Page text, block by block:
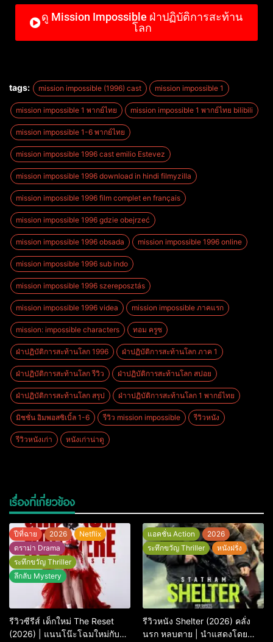
ดู Mission Impossible ฝ่าปฏิบัติการสะท้าน
โลก
tags: mission impossible (1996) cast mission impossible 1
mission impossible 1 พากย์ไทย mission impossible 1 พากย์ไทย bilibili
mission impossible 1-6 พากย์ไทย
mission impossible 1996 cast emilio Estevez
mission impossible 1996 download in hindi filmyzilla
mission impossible 1996 film complet en français
mission impossible 1996 gdzie obejrzeć
mission impossible 1996 obsada mission impossible 1996 online
mission impossible 1996 sub indo
mission impossible 1996 szereposztás
mission impossible 1996 videa mission impossible ภาคแรก
mission: impossible characters ทอม ครูซ
ฝ่าปฏิบัติการสะท้านโลก 1996 ฝ่าปฏิบัติการสะท้านโลก ภาค 1
ฝ่าปฏิบัติการสะท้านโลก รีวิว ฝ่าปฏิบัติการสะท้านโลก สปอย
ฝ่าปฏิบัติการสะท้านโลก สรุป ฝ่าาปฏิบัติการสะท้านโลก 1 พากย์ไทย
มิชชั่น อิมพอสซิเบิ้ล 1-6 รีวิว mission impossible รีวิวหนัง
รีวิวหนังเก่า หนังเก่าน่าดู
เรื่องที่เกี่ยวข้อง
ปีที่ฉาย 2026
Netflix
ดราม่า Drama
ระทึกขวัญ Thriller
ลึกลับ Mystery
รีวิวซีรีส์ เด็กใหม่ The Reset
(2026) | แนนโน๊ะโฉมใหม่กับ
แอคชั่น Action
2026
ระทึกขวัญ Thriller
หนังฝรั่ง
รีวิวหนัง Shelter (2026) คลั่ง
นรก หลบตาย | นำแสดงโดย